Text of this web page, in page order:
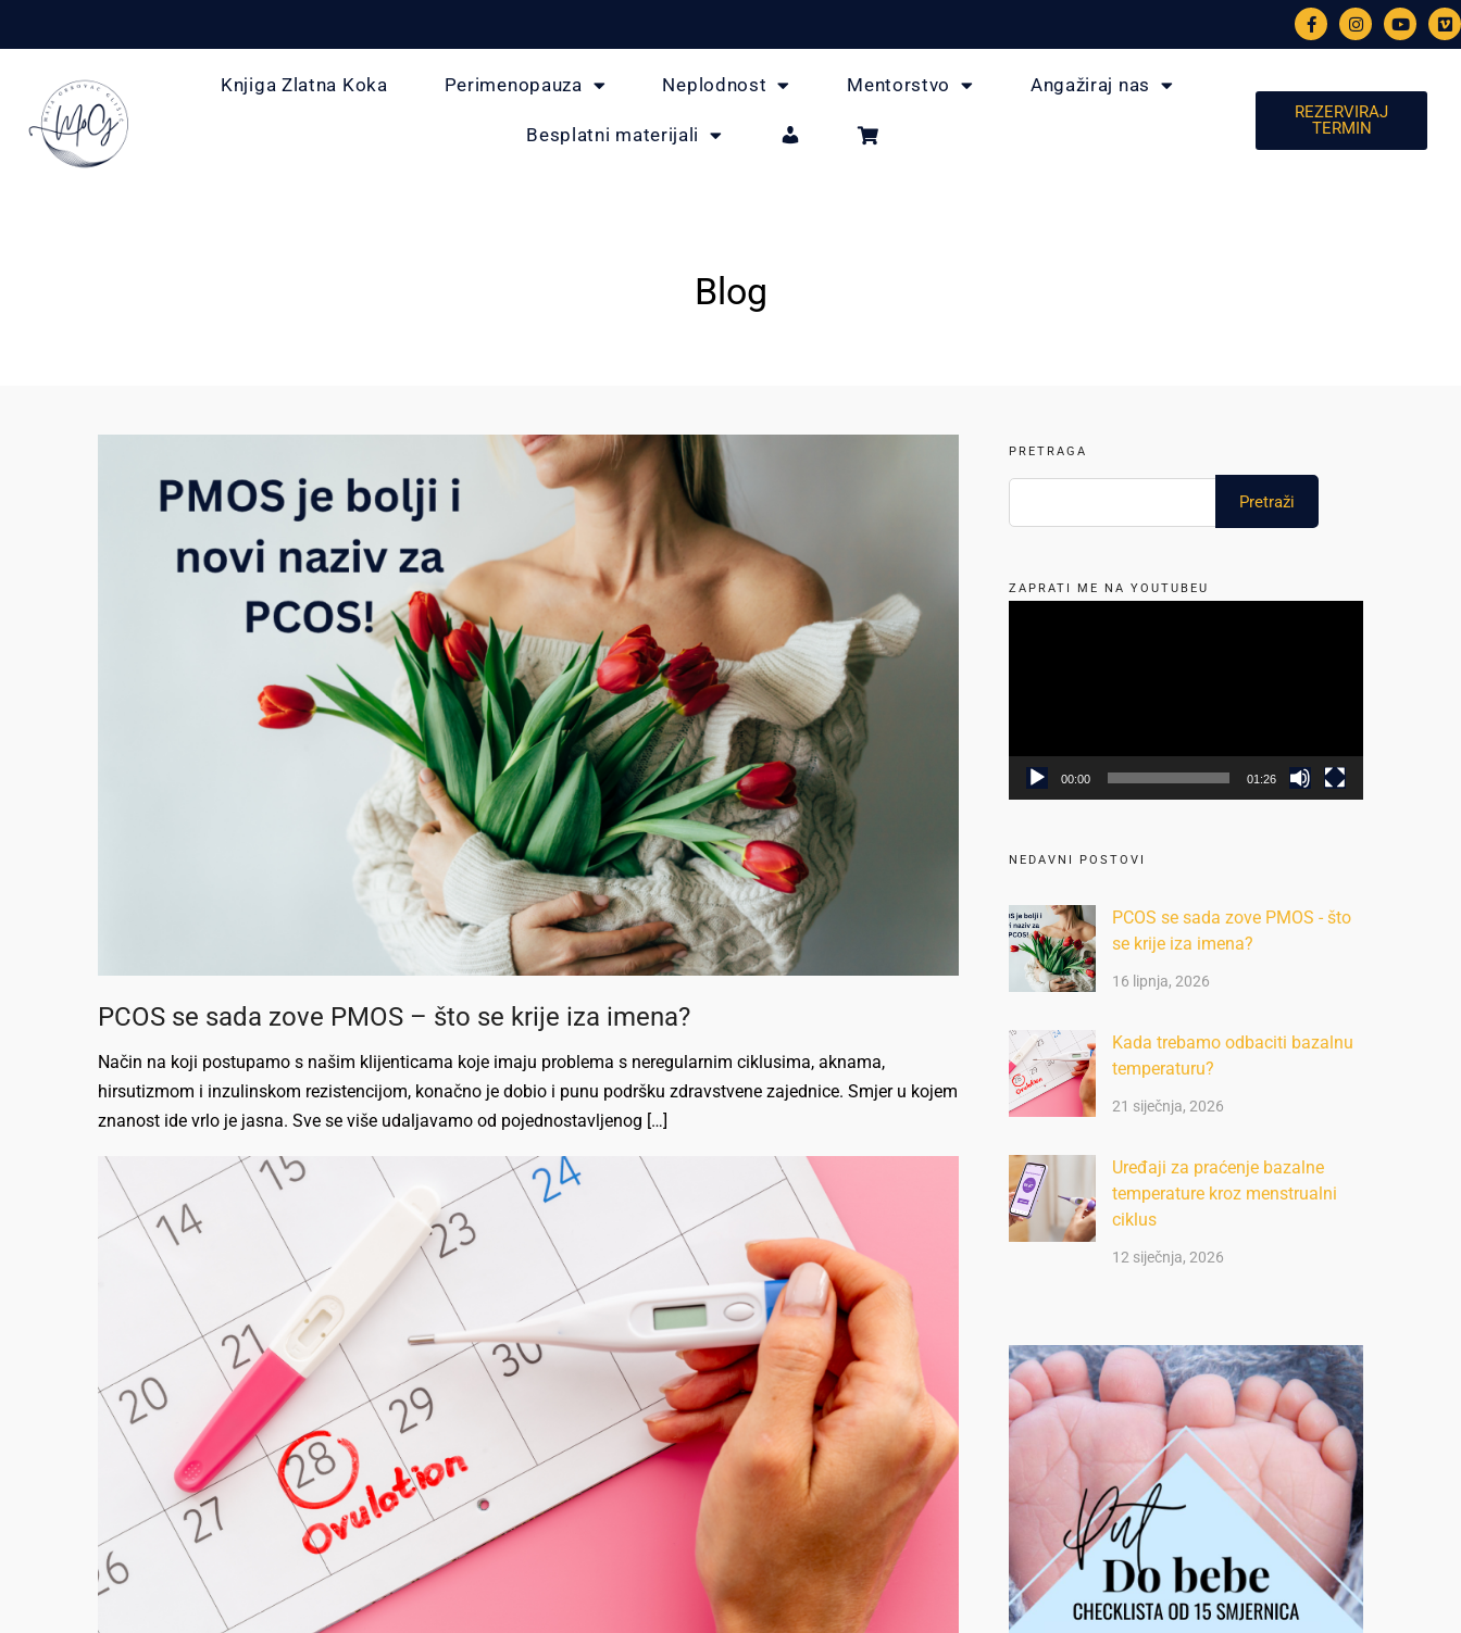
Knjiga Zlatna Koka Perimenopauza Neplodnost Mentorstvo Angažiraj nas
Besplatni materijali
REZERVIRAJ
TERMIN
Blog
PCOS se sada zove PMOS – što se krije iza imena?
Način na koji postupamo s našim klijenticama koje imaju problema s neregularnim ciklusima, aknama,
hirsutizmom i inzulinskom rezistencijom, konačno je dobio i punu podršku zdravstvene zajednice. Smjer u kojem
znanost ide vrlo je jasna. Sve se više udaljavamo od pojednostavljenog […]
PRETRAGA
ZAPRATI ME NA YOUTUBEU
00:00 01:26
NEDAVNI POSTOVI
PCOS se sada zove PMOS - što
se krije iza imena?
16 lipnja, 2026
Kada trebamo odbaciti bazalnu
temperaturu?
21 siječnja, 2026
Uređaji za praćenje bazalne
temperature kroz menstrualni
ciklus
12 siječnja, 2026